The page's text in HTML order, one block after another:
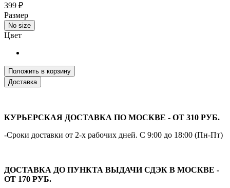
399 ₽
Размер
No size
Цвет
Положить в корзину
Доставка
КУРЬЕРСКАЯ ДОСТАВКА ПО МОСКВЕ - ОТ 310 РУБ.
-Сроки доставки от 2-х рабочих дней. С 9:00 до 18:00 (Пн-Пт)
ДОСТАВКА ДО ПУНКТА ВЫДАЧИ СДЭК В МОСКВЕ -
ОТ 170 РУБ.